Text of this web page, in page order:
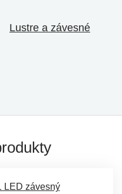
Lustre a závesné